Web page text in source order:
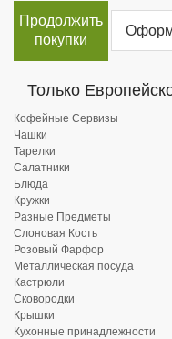
Продолжить
покупки
Только
Кофейные Сервизы
Чашки
Тарелки
Салатники
Блюда
Кружки
Разные Предметы
Слоновая Кость
Розовый Фарфор
Металлическая посуда
Кастрюли
Сковородки
Крышки
Кухонные принадлежности